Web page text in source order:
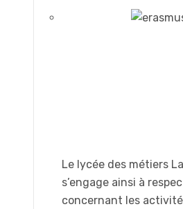
Le lycée des métiers
s’engage ainsi à
concernant les